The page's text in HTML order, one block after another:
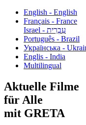
English - English
Français - France
עִבְרִית - Israel
Português - Brazil
Українська -
Englis - India
Multilingual
Aktuelle Filme
für Alle
mit GRETA